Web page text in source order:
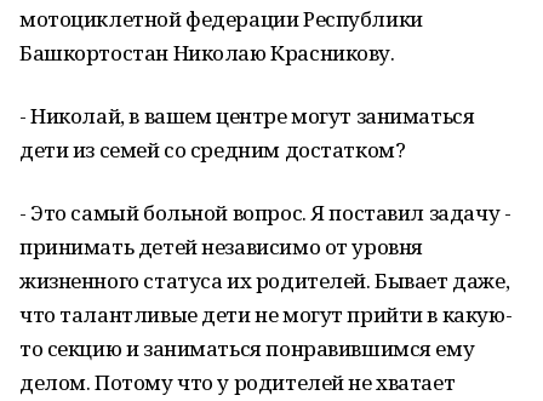
мотоциклетной федерации Республики
Башкортостан Николаю Красникову.
- Николай, в вашем центре могут заниматься
дети из семей со средним достатком?
- Это самый больной вопрос. Я поставил задачу -
принимать детей независимо от уровня
жизненного статуса их родителей. Бывает даже,
что талантливые дети не могут прийти в какую-
то секцию и заниматься понравившимся ему
делом. Потому что у родителей не хватает